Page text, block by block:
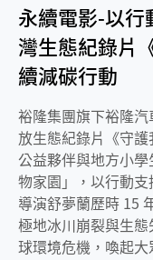
永續電影-以行
灣生態紀錄片
續減碳行動
裕隆集團旗下裕隆
放生態紀錄片《守護
公益夥伴與地方小
物家園」，以行動
導演舒夢蘭歷時 15
極地冰川崩裂與生
球環境危機，喚起